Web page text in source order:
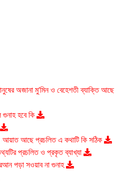
অজানা মু’মিন ও বেহেশতী ব্যাক্তি আছে
হবে কি
আছে প্রচলিত এ কথাটি কি সঠিক
প্রচলিত ও প্রকৃত ব্যাখ্যা
পড়া সওয়াব না গুনাহ